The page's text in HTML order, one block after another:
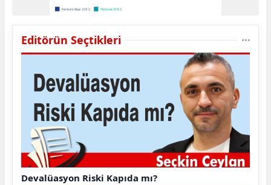
Editörün Seçtikleri
Devalüasyon Riski Kapıda mı?